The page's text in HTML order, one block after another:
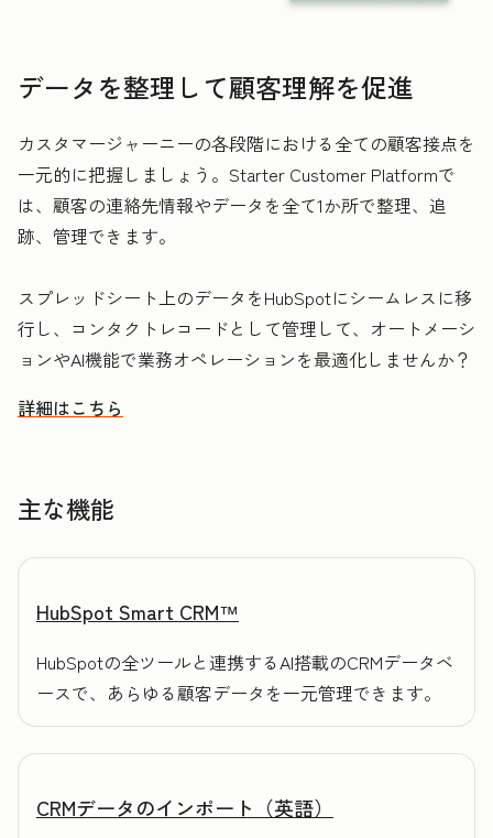
データを整理して顧客理解を促進
カスタマージャーニーの各段階における全ての顧客接点を
一元的に把握しましょう。Starter Customer Platformで
は、顧客の連絡先情報やデータを全て1か所で整理、追
跡、管理できます。
スプレッドシート上のデータをHubSpotにシームレスに移
行し、コンタクトレコードとして管理して、オートメーシ
ョンやAI機能で業務オペレーションを最適化しませんか？
詳細はこちら
HubSpotを活用してデータを整理し顧客理解を促進する方法
主な機能
HubSpot Smart CRM™
HubSpotの全ツールと連携するAI搭載のCRMデータベ
ースで、あらゆる顧客データを一元管理できます。
CRMデータのインポート（英語）